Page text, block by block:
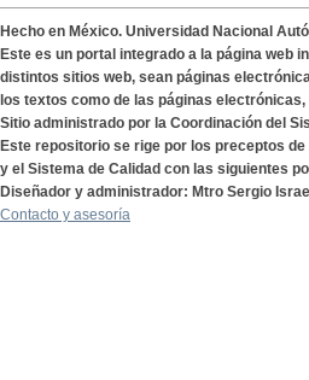
Hecho en México. Universidad Nacional
Este es un portal integrado a la página web
distintos sitios web, sean páginas
los textos como de las páginas
Sitio administrado por la Coordinación del
Este repositorio se rige por los preceptos
y el Sistema de Calidad con las siguientes
Diseñador y administrador: Mtro Sergio
Contacto y asesoría